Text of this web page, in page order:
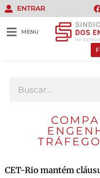
ENTRAR
MENU
CET-Rio mantém